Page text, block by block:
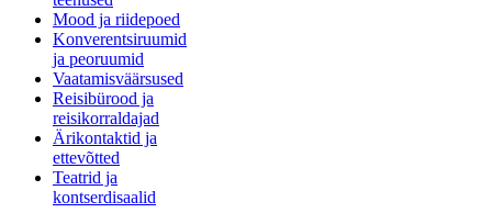
Mood ja riidepoed
Konverentsiruumid
ja peoruumid
Vaatamisväärsused
Reisibürood ja
reisikorraldajad
Ärikontaktid ja
ettevõtted
Teatrid ja
kontserdisaalid